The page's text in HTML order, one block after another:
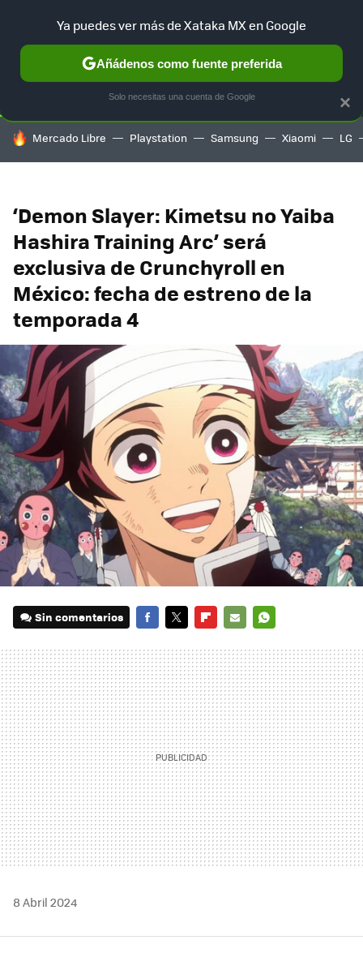
SELECCIÓN GAMING HOME AUTO TERRITORIO
HOY SE HABLA DE
Mercado Libre Playstation Samsung Xiaomi LG
‘Demon Slayer: Kimetsu no Yaiba
Hashira Training Arc’ será
exclusiva de Crunchyroll en
México: fecha de estreno de la
temporada 4
Sin comentarios
MAIL
8 Abril 2024
×
Ya puedes ver más de Xataka MX en Google
Añádenos como fuente preferida
Solo necesitas una cuenta de Google